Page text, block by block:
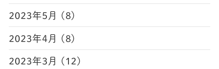
2023年5月 (8)
2023年4月 (8)
2023年3月 (12)